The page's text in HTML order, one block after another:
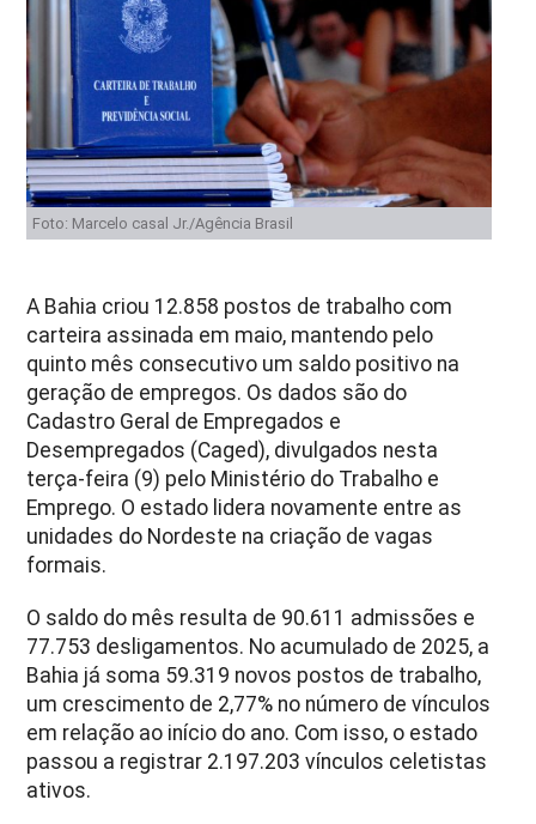
Foto: Marcelo casal Jr./Agência Brasil
A Bahia criou 12.858 postos de trabalho com
carteira assinada em maio, mantendo pelo
quinto mês consecutivo um saldo positivo na
geração de empregos. Os dados são do
Cadastro Geral de Empregados e
Desempregados (Caged), divulgados nesta
terça-feira (9) pelo Ministério do Trabalho e
Emprego. O estado lidera novamente entre as
unidades do Nordeste na criação de vagas
formais.
O saldo do mês resulta de 90.611 admissões e
77.753 desligamentos. No acumulado de 2025, a
Bahia já soma 59.319 novos postos de trabalho,
um crescimento de 2,77% no número de vínculos
em relação ao início do ano. Com isso, o estado
passou a registrar 2.197.203 vínculos celetistas
ativos.